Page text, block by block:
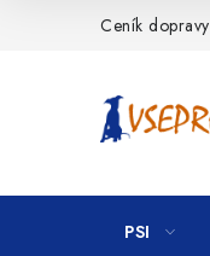
Ceník dopravy
PSI